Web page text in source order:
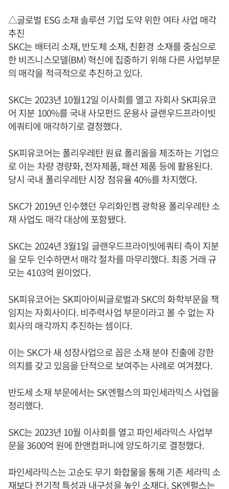
△글로벌 ESG 소재 솔루션 기업 도약 위한 여타 사업 매각
추진
SKC는 배터리 소재, 반도체 소재, 친환경 소재를 중심으로
한 비즈니스모델(BM) 혁신에 집중하기 위해 다른 사업부문
의 매각을 적극적으로 추진하고 있다.
SKC는 2023년 10월12일 이사회를 열고 자회사 SK피유코
어 지분 100%를 국내 사모펀드 운용사 글랜우드프라이빗
에쿼티에 매각하기로 결정했다.
SK피유코어는 폴리우레탄 원료 폴리올을 제조하는 기업으
로 이는 차량 경량화, 전자제품, 패션 제품 등에 활용된다.
당시 국내 폴리우레탄 시장 점유율 40%를 차지했다.
SKC가 2019년 인수했던 우리화인켐 광학용 폴리우레탄 소
재 사업도 매각 대상에 포함됐다.
SKC는 2024년 3월1일 글랜우드프라이빗에쿼티 측이 지분
을 모두 인수하면서 매각 절차를 마무리했다. 최종 거래 규
모는 4103억 원이었다.
SK피유코어는 SK피아이씨글로벌과 SKC의 화학부문을 책
임지는 자회사이다. 비주력사업 부문이라고 볼 수 없는 자
회사의 매각까지 추진하는 셈이다.
이는 SKC가 새 성장사업으로 꼽은 소재 분야 진출에 강한
의지를 갖고 있음을 단적으로 보여주는 사례로 여겨졌다.
반도세 소재 부문에서는 SK엔펄스의 파인세라믹스 사업을
정리했다.
SKC는 2023년 10월 이사회를 열고 파인세라믹스 사업부
문을 3600억 원에 한앤컴퍼니에 양도하기로 결정했다.
파인세라믹스는 고순도 무기 화합물을 통해 기존 세라믹 소
재보다 전기적 특성과 내구성을 높인 소재다. SK엔펄스는